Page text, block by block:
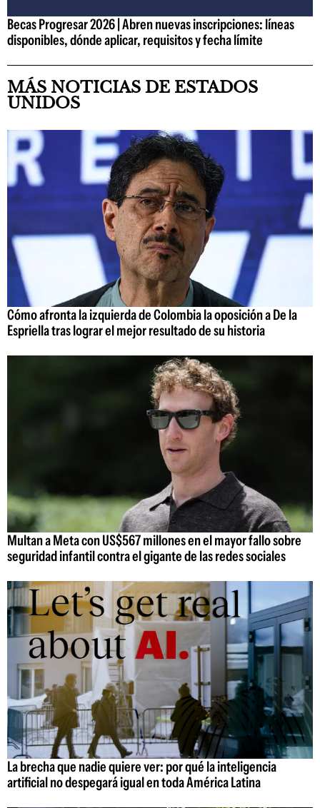
Becas Progresar 2026 | Abren nuevas inscripciones: líneas
disponibles, dónde aplicar, requisitos y fecha límite
MÁS NOTICIAS DE ESTADOS
UNIDOS
Cómo afronta la izquierda de Colombia la oposición a De la
Espriella tras lograr el mejor resultado de su historia
Multan a Meta con US$567 millones en el mayor fallo sobre
seguridad infantil contra el gigante de las redes sociales
La brecha que nadie quiere ver: por qué la inteligencia
artificial no despegará igual en toda América Latina